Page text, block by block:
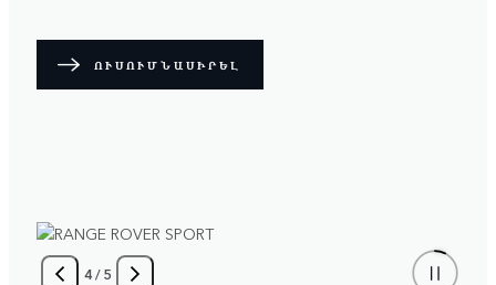
ՈՒՍՈՒՄՆԱՍԻՐԵԼ
4/5